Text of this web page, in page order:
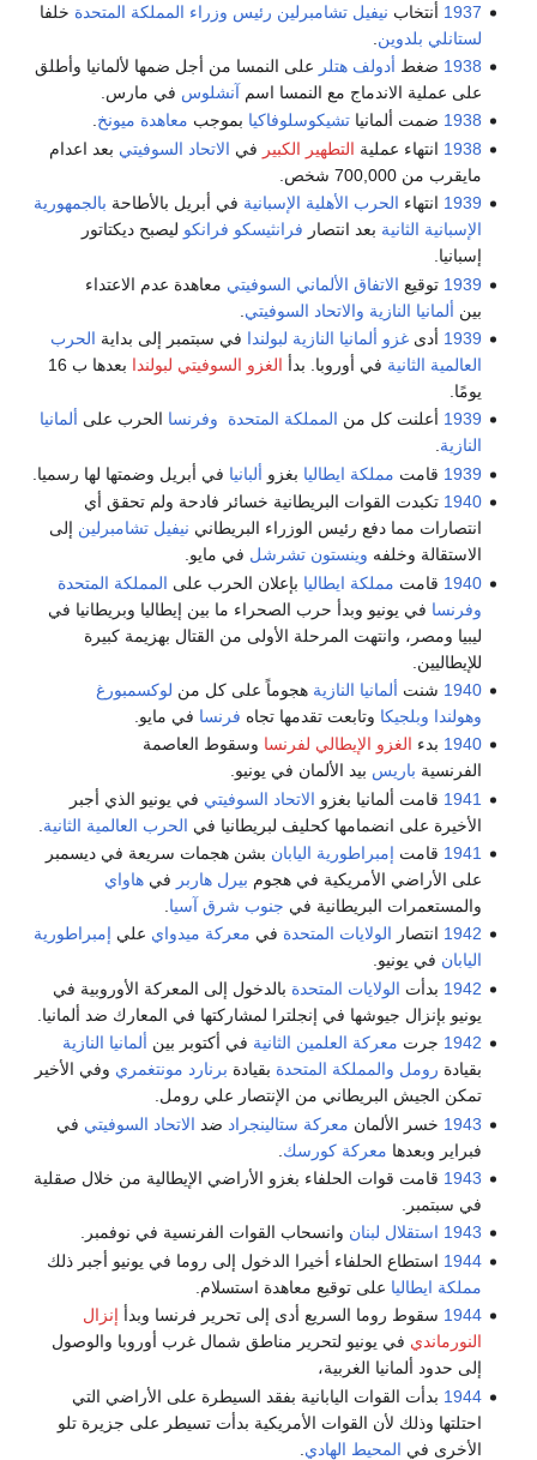
1937 أنتخاب نيفيل تشامبرلين رئيس وزراء المملكة المتحدة خلفا
لستانلي بلدوين
1938 ضغط أدولف هتلر على النمسا من أجل ضمها لألمانيا وأطلق
على عملية الاندماج مع النمسا اسم آنشلوس في مارس.
1938 ضمت ألمانياتشيكوسلوفاكيا بموجب معاهدة ميونخ.
1938 انتهاء عملية التطهير الكبير في الاتحاد السوفيتي بعد اعدام
مايقرب من 700,000 شخص.
1939 انتهاء الحرب الأهلية الإسبانية في أبريل بالأطاحة بالجمهورية
الإسبانية الثانية بعد انتصار فرانثيسكو فرانكو ليصبح ديكتاتور
إسبانيا.
1939 توقيع الاتفاق الألماني السوفيتي معاهدة عدم الاعتداء
بين ألمانيا النازية والاتحاد السوفيتي
1939 أدىغزو ألمانيا النازية لبولندا في سبتمبر إلى بداية الحرب
العالمية الثانية في أوروبا. بدأ الغزو السوفيتي لبولندا
بعدها ب 16
يومًا.
1939 أعلنت كل من المملكة المتحدة وفرنسا الحرب على ألمانيا
النازية.
1939 قامت مملكة ايطاليا بغزو ألبانيا في أبريل وضمتها لها رسميا.
1940 تكبدت القوات البريطانية خسائر فادحة ولم تحقق أي
انتصارات مما دفع رئيس الوزراء البريطاني نيفيل تشامبرلين إلى
الاستقالة وخلفه وينستون تشرشل في مايو.
1940 قامت مملكة ايطاليا بإعلان الحرب على المملكة المتحدة
وفرنسا في يونيو وبدأ حرب الصحراء ما بين إيطاليا وبريطانيا في
ليبيا ومصر، وانتهت المرحلة الأولى من القتال بهزيمة كبيرة
للإيطاليين.
1940 شنت ألمانيا النازية هجوماً على كل من لوكسمبورغ
وهولندا وبلجيكا وتابعت تقدمها تجاه فرنسا في مايو.
1940 بدء الغزو الإيطالي لفرنسا وسقوط العاصمة
الفرنسية باريس بيد الألمان في يونيو.
1941 قامت ألمانيا بغزو الاتحاد السوفيتي في يونيو الذي أجبر
الأخيرة على انضمامها كحليف لبريطانيا في الحرب العالمية الثانية
1941 قامت إمبراطورية اليابان بشن هجمات سريعة في ديسمبر
على الأراضي الأمريكية في هجوم بيرل هاربر فيهاواي
والمستعمرات البريطانية في جنوب شرق آسيا
1942 انتصار الولايات المتحدة في معركة ميدواي علي إمبراطورية
اليابان في يونيو.
1942 بدأت الولايات المتحدة بالدخول إلى المعركة الأوروبية في
يونيو بإنزال جيوشها في إنجلترا لمشاركتها في المعارك ضد ألمانيا.
1942 جرت معركة العلمين الثانية في أكتوبر بين ألمانيا النازية
بقيادة رومل والمملكة المتحدة بقيادة برنارد مونتغمري وفي الأخير
تمكن الجيش البريطاني من الإنتصار علي رومل.
1943 خسر الألمان معركة ستالينجراد ضد الاتحاد السوفيتي في
فبراير وبعدها معركة كورسك
1943 قامت قوات الحلفاء بغزو الأراضي الإيطالية من خلال صقلية
في سبتمبر.
1943 استقلال لبنان وانسحاب القوات الفرنسية في نوفمبر.
1944 استطاع الحلفاء أخيرا الدخول إلى روما في يونيو أجبر ذلك
مملكة ايطاليا على توقيع معاهدة استسلام.
1944 سقوط روما السريع أدى إلى تحرير فرنسا وبدأ إنزال
النورماندي في يونيو لتحرير مناطق شمال غرب أوروبا والوصول
إلى حدود ألمانيا الغربية،
1944 بدأت القوات اليابانية بفقد السيطرة على الأراضي التي
احتلتها وذلك لأن القوات الأمريكية بدأت تسيطر على جزيرة تلو
الأخرى في المحيط الهادي